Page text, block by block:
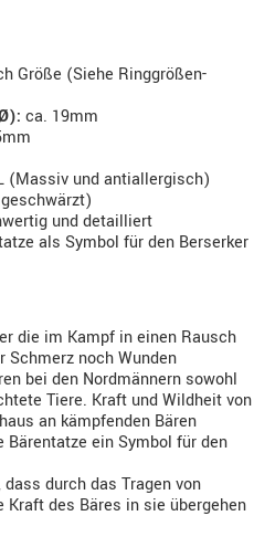
Größe (Siehe Ringgrößen-
ca. 19mm
(Massiv und antiallergisch)
und detailliert
als Symbol für den Berserker
die im Kampf in einen Rausch
Schmerz noch Wunden
bei den Nordmännern sowohl
Tiere. Kraft und Wildheit von
an kämpfenden Bären
Bärentatze ein Symbol für den
durch das Tragen von
Kraft des Bäres in sie übergehen